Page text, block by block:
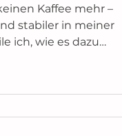
Kaffee mehr –
stabiler in meiner
ich, wie es dazu
einen sanften